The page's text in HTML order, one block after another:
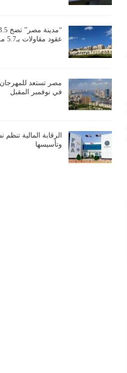
عقود مقاولات بـ5.7 مليار جنيه بالنصف الأول
مصر تستعد للمهرجان
في نوفمبر المقبل
الرقابة المالية
وتأسيسها